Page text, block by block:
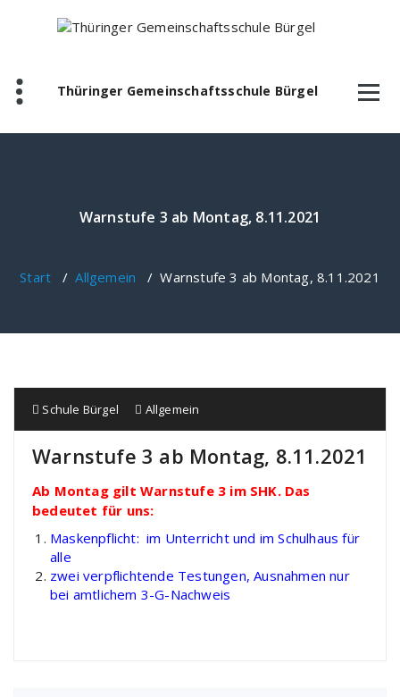
Thüringer Gemeinschaftsschule Bürgel
Warnstufe 3 ab Montag, 8.11.2021
Start /Allgemein /Warnstufe 3 ab Montag, 8.11.2021
Schule Bürgel Allgemein
Warnstufe 3 ab Montag, 8.11.2021
Ab Montag gilt Warnstufe 3 im SHK. Das
bedeutet für uns:
Maskenpflicht: im Unterricht und im Schulhaus für
alle
zwei verpflichtende Testungen, Ausnahmen nur
bei amtlichem 3-G-Nachweis